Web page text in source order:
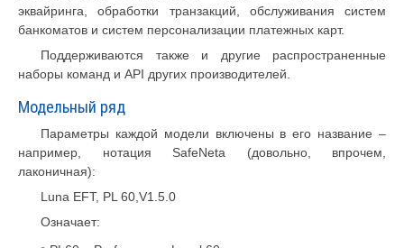
эквайринга, обработки транзакций, обслуживания систем
банкоматов и систем персонализации платежных карт.
Поддерживаются также и другие распространенные
наборы команд и API других производителей.
Модельный ряд
Параметры каждой модели включены в его название –
например, нотация SafeNeta (довольно, впрочем,
лаконичная):
Luna EFT, PL 60,V1.5.0
Означает: